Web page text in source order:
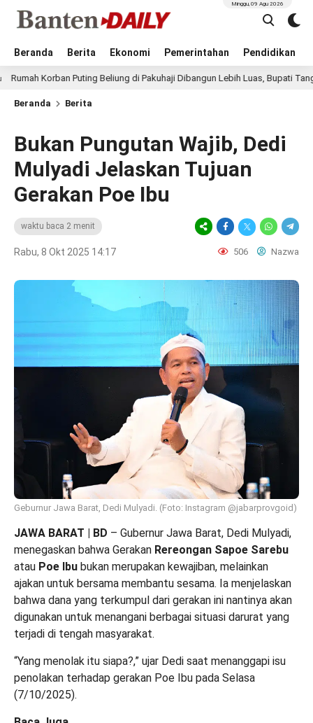
Beranda Berita Ekonomi Pemerintahan Pendidikan
Minggu, 09 Agu 2026
Puting Beliung di Pakuhaji Dibangun Lebih Luas, Bupati Tangerang:
Beranda Berita
Bukan Pungutan Wajib, Dedi
Mulyadi Jelaskan Tujuan
Gerakan Poe Ibu
waktu baca 2 menit
Rabu, 8 Okt 2025 14:17 506 Nazwa
Geburnur Jawa Barat, Dedi Mulyadi. (Foto: Instagram @jabarprovgoid)
JAWA BARAT | BD – Gubernur Jawa Barat, Dedi Mulyadi,
menegaskan bahwa Gerakan Rereongan Sapoe Sarebu
atau Poe Ibu bukan merupakan kewajiban, melainkan
ajakan untuk bersama membantu sesama. Ia menjelaskan
bahwa dana yang terkumpul dari gerakan ini nantinya akan
digunakan untuk menangani berbagai situasi darurat yang
terjadi di tengah masyarakat.
“Yang menolak itu siapa?,” ujar Dedi saat menanggapi isu
penolakan terhadap gerakan Poe Ibu pada Selasa
(7/10/2025).